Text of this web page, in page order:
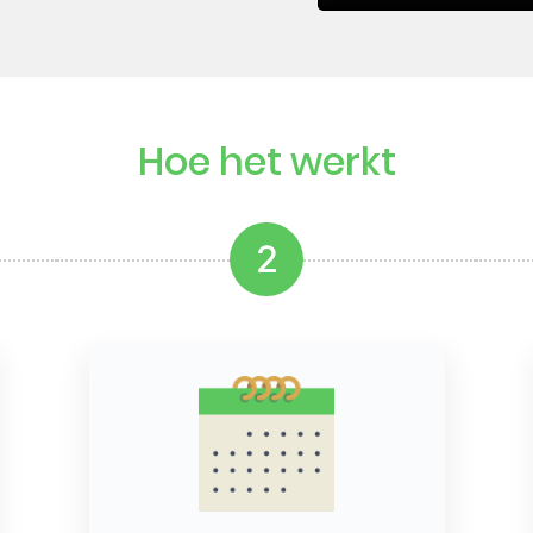
Hoe het werkt
2